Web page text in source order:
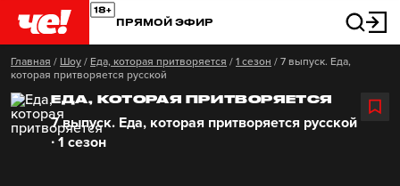
ПРЯМОЙ ЭФИР
Главная / Шоу / Еда, которая притворяется / 1 сезон / 7 выпуск. Еда,
которая притворяется русской
ЕДА, КОТОРАЯ ПРИТВОРЯЕТСЯ
7 выпуск. Еда, которая притворяется русской
∙ 1 сезон